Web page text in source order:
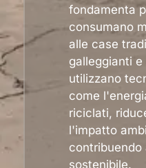
fondamenta
consumano
alle case
galleggianti
utilizzano
come
riciclati,
l'impatto
contribuendo
sostenibile.